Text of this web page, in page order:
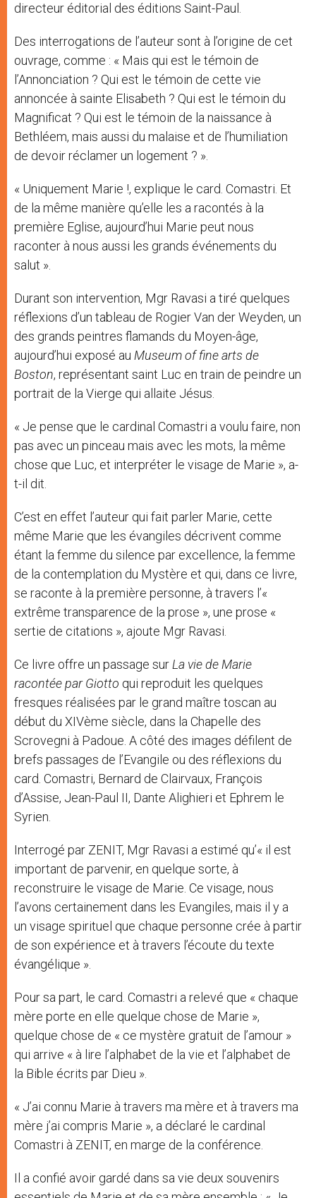
directeur éditorial des éditions Saint-Paul.
Des interrogations de l’auteur sont à l’origine de cet
ouvrage, comme : « Mais qui est le témoin de
l’Annonciation ? Qui est le témoin de cette vie
annoncée à sainte Elisabeth ? Qui est le témoin du
Magnificat ? Qui est le témoin de la naissance à
Bethléem, mais aussi du malaise et de l’humiliation
de devoir réclamer un logement ? ».
« Uniquement Marie !, explique le card. Comastri. Et
de la même manière qu’elle les a racontés à la
première Eglise, aujourd’hui Marie peut nous
raconter à nous aussi les grands événements du
salut ».
Durant son intervention, Mgr Ravasi a tiré quelques
réflexions d’un tableau de Rogier Van der Weyden, un
des grands peintres flamands du Moyen-âge,
aujourd’hui exposé au Museum of fine arts de
Boston, représentant saint Luc en train de peindre un
portrait de la Vierge qui allaite Jésus.
« Je pense que le cardinal Comastri a voulu faire, non
pas avec un pinceau mais avec les mots, la même
chose que Luc, et interpréter le visage de Marie », a-
t-il dit.
C’est en effet l’auteur qui fait parler Marie, cette
même Marie que les évangiles décrivent comme
étant la femme du silence par excellence, la femme
de la contemplation du Mystère et qui, dans ce livre,
se raconte à la première personne, à travers l’«
extrême transparence de la prose », une prose «
sertie de citations », ajoute Mgr Ravasi.
Ce livre offre un passage sur La vie de Marie
racontée par Giotto qui reproduit les quelques
fresques réalisées par le grand maître toscan au
début du XIVème siècle, dans la Chapelle des
Scrovegni à Padoue. A côté des images défilent de
brefs passages de l’Evangile ou des réflexions du
card. Comastri, Bernard de Clairvaux, François
d’Assise, Jean-Paul II, Dante Alighieri et Ephrem le
Syrien.
Interrogé par ZENIT, Mgr Ravasi a estimé qu’« il est
important de parvenir, en quelque sorte, à
reconstruire le visage de Marie. Ce visage, nous
l’avons certainement dans les Evangiles, mais il y a
un visage spirituel que chaque personne crée à partir
de son expérience et à travers l’écoute du texte
évangélique ».
Pour sa part, le card. Comastri a relevé que « chaque
mère porte en elle quelque chose de Marie »,
quelque chose de « ce mystère gratuit de l’amour »
qui arrive « à lire l’alphabet de la vie et l’alphabet de
la Bible écrits par Dieu ».
« J’ai connu Marie à travers ma mère et à travers ma
mère j’ai compris Marie », a déclaré le cardinal
Comastri à ZENIT, en marge de la conférence.
Il a confié avoir gardé dans sa vie deux souvenirs